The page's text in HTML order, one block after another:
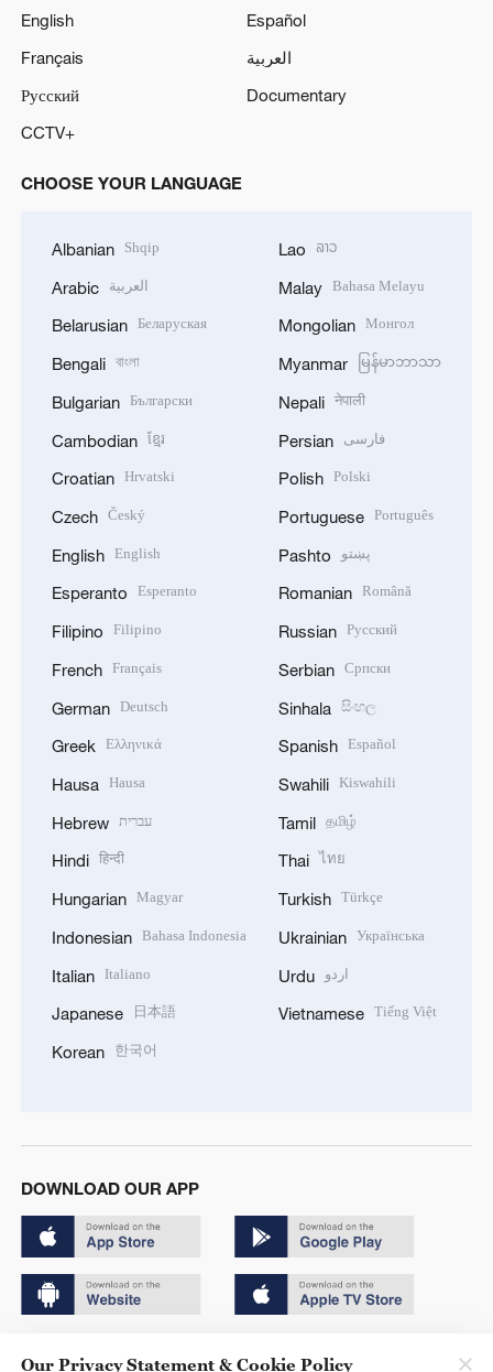
English
Español
Français
العربية
Русский
Documentary
CCTV+
CHOOSE YOUR LANGUAGE
Albanian Shqip
Arabic العربية
Belarusian Беларуская
Bengali বাংলা
Bulgarian Български
Cambodian ខ្មែរ
Croatian Hrvatski
Czech Český
English English
Esperanto Esperanto
Filipino Filipino
French Français
German Deutsch
Greek Ελληνικά
Hausa Hausa
Hebrew עברית
Hindi हिन्दी
Hungarian Magyar
Indonesian Bahasa Indonesia
Italian Italiano
Japanese 日本語
Korean 한국어
Lao ລາວ
Malay Bahasa Melayu
Mongolian Монгол
Myanmar မြန်မာဘာသာ
Nepali नेपाली
Persian فارسی
Polish Polski
Portuguese Português
Pashto پښتو
Romanian Română
Russian Русский
Serbian Српски
Sinhala සිංහල
Spanish Español
Swahili Kiswahili
Tamil தமிழ்
Thai ไทย
Turkish Türkçe
Ukrainian Українська
Urdu اردو
Vietnamese Tiếng Việt
DOWNLOAD OUR APP
Our Privacy Statement & Cookie Policy